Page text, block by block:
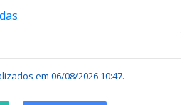
em 06/08/2026 10:47.